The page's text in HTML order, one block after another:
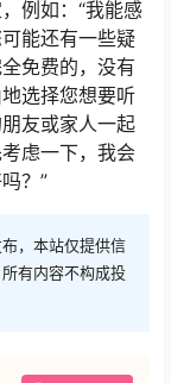
例如：“我能感
能还有一些疑
免费的，没有
选择您想要听
友或家人一起
虑一下，我会
？”
，本站仅提供信
有内容不构成投